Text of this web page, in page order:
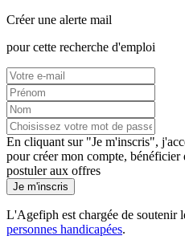
Créer une alerte mail
pour cette recherche d'emploi
En cliquant sur "Je m'inscris",
pour créer mon compte, bénéficier
postuler aux offres
Je m'inscris
L'Agefiph est chargée de soutenir
personnes handicapées.